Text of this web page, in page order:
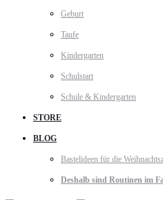
Geburt
Taufe
Kindergarten
Schulstart
Schule & Kindergarten
STORE
BLOG
Bastelideen für die
Deshalb sind Routinen im